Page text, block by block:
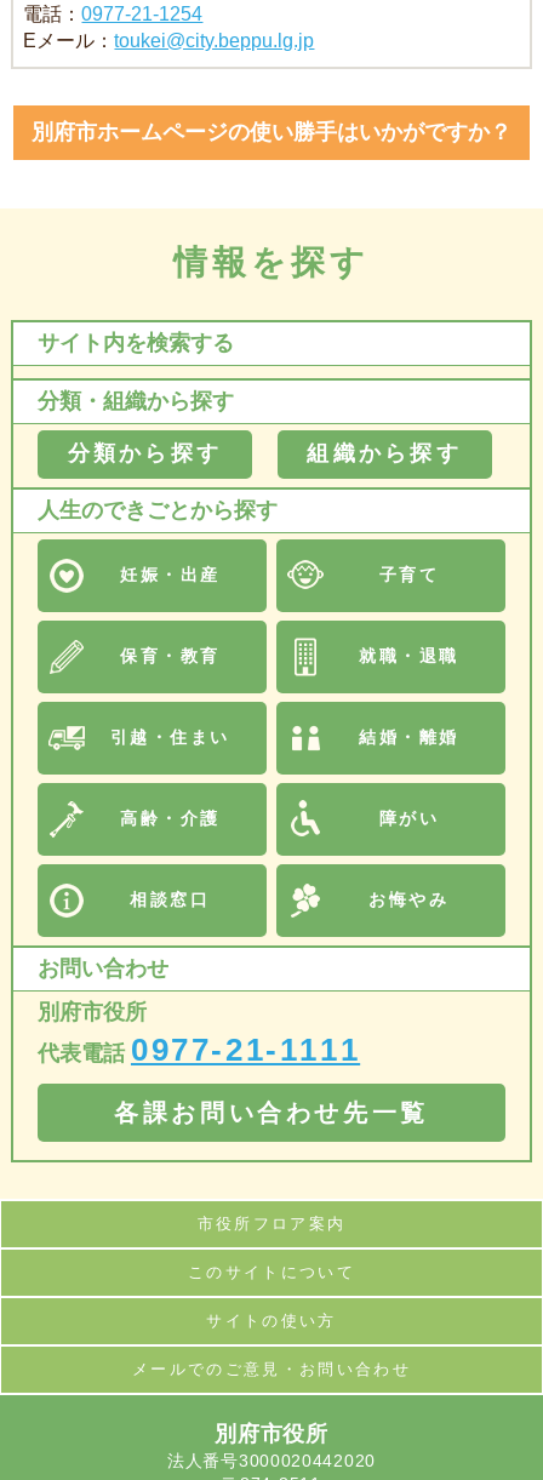
電話：0977-21-1254
Eメール：toukei@city.beppu.lg.jp
別府市ホームページの使い勝手はいかがですか？
情報を探す
サイト内を検索する
分類・組織から探す
分類から探す 組織から探す
人生のできごとから探す
妊娠・出産 子育て
保育・教育 就職・退職
引越・住まい 結婚・離婚
高齢・介護 障がい
相談窓口 お悔やみ
お問い合わせ
別府市役所
代表電話 0977-21-1111
各課お問い合わせ先一覧
市役所フロア案内
このサイトについて
サイトの使い方
メールでのご意見・お問い合わせ
別府市役所
法人番号3000020442020